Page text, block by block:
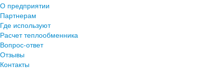
О предприятии
Партнерам
Где используют
Расчет теплообменника
Вопрос-ответ
Отзывы
Контакты